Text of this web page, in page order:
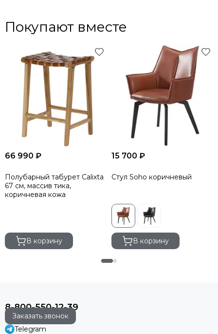
Покупают вместе
66 990 ₽
Полубарный табурет Calixta
67 см, массив тика,
коричневая кожа
В корзину
15 700 ₽
Стул Soho коричневый
В корзину
8-800-550-12-39
Заказать звонок
Telegram